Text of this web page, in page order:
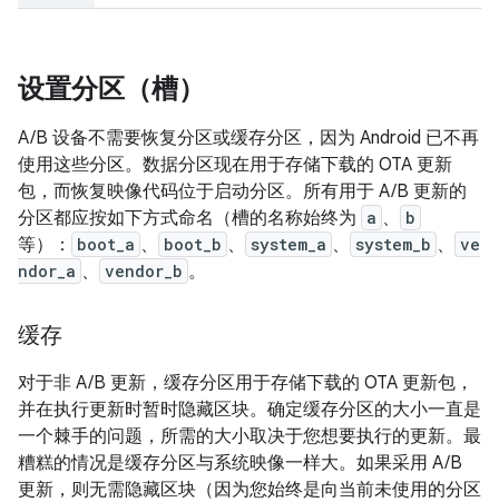
设置分区（槽）
A/B 设备不需要恢复分区或缓存分区，因为 Android 已不再
使用这些分区。数据分区现在用于存储下载的 OTA 更新
包，而恢复映像代码位于启动分区。所有用于 A/B 更新的
分区都应按如下方式命名（槽的名称始终为 a 、 b
等）： boot_a 、 boot_b 、 system_a 、 system_b 、
ve
ndor_a 、 vendor_b 。
缓存
对于非 A/B 更新，缓存分区用于存储下载的 OTA 更新包，
并在执行更新时暂时隐藏区块。确定缓存分区的大小一直是
一个棘手的问题，所需的大小取决于您想要执行的更新。最
糟糕的情况是缓存分区与系统映像一样大。如果采用 A/B
更新，则无需隐藏区块（因为您始终是向当前未使用的分区